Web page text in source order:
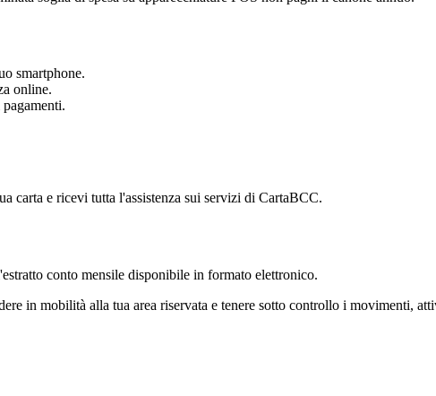
smartphone.
online.
carta e ricevi tutta l'assistenza sui servizi di CartaBCC.
conto mensile disponibile in formato elettronico.
in mobilità alla tua area riservata e tenere sotto controllo i movimenti,